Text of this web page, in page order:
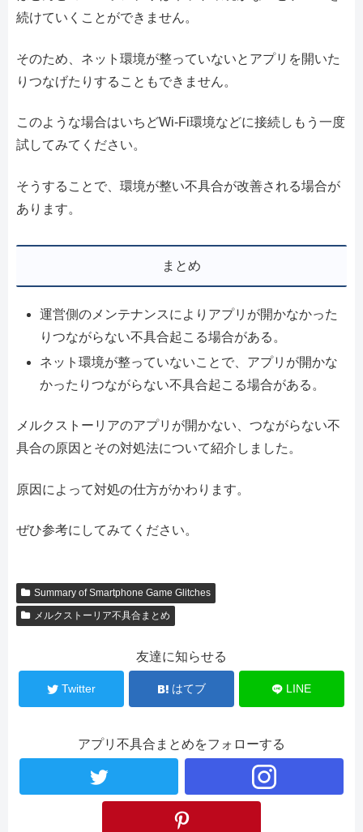
続けていくことができません。
そのため、ネット環境が整っていないとアプリを開いた
りつなげたりすることもできません。
このような場合はいちどWi-Fi環境などに接続しもう一度
試してみてください。
そうすることで、環境が整い不具合が改善される場合が
あります。
まとめ
運営側のメンテナンスによりアプリが開かなかった
りつながらない不具合起こる場合がある。
ネット環境が整っていないことで、アプリが開かな
かったりつながらない不具合起こる場合がある。
メルクストーリアのアプリが開かない、つながらない不
具合の原因とその対処法について紹介しました。
原因によって対処の仕方がかわります。
ぜひ参考にしてみてください。
Summary of Smartphone Game Glitches
メルクストーリア不具合まとめ
友達に知らせる
Twitter はてブ LINE
アプリ不具合まとめをフォローする